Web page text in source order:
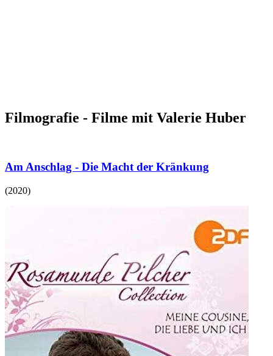
Filmografie - Filme mit Valerie Huber
Am Anschlag - Die Macht der Kränkung
(2020)